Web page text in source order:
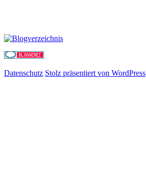
Datenschutz Stolz präsentiert von WordPress